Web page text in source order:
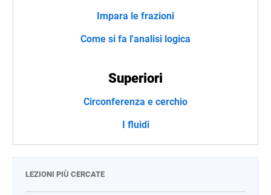
Impara le frazioni
Come si fa l'analisi logica
Superiori
Circonferenza e cerchio
I fluidi
LEZIONI PIÙ CERCATE